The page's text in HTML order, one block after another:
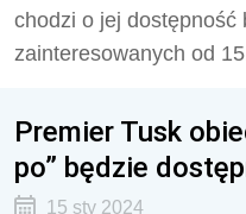
chodzi o jej dostępność
zainteresowanych od
Premier Tusk
po” będzie
15 sty 2024